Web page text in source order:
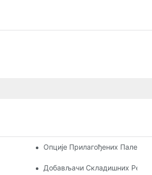
Управљање Складиштем
Опције Прилагођених
Свакој ИндустријиДобављачи Складишних